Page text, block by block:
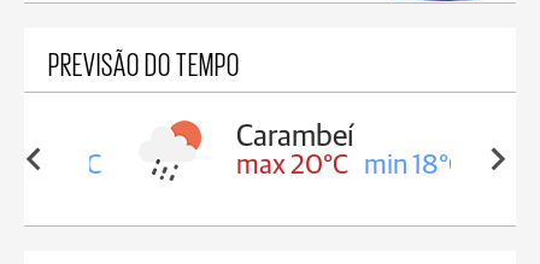
PREVISÃO DO TEMPO
18°C
Carambeí
max 20°C min 18°C